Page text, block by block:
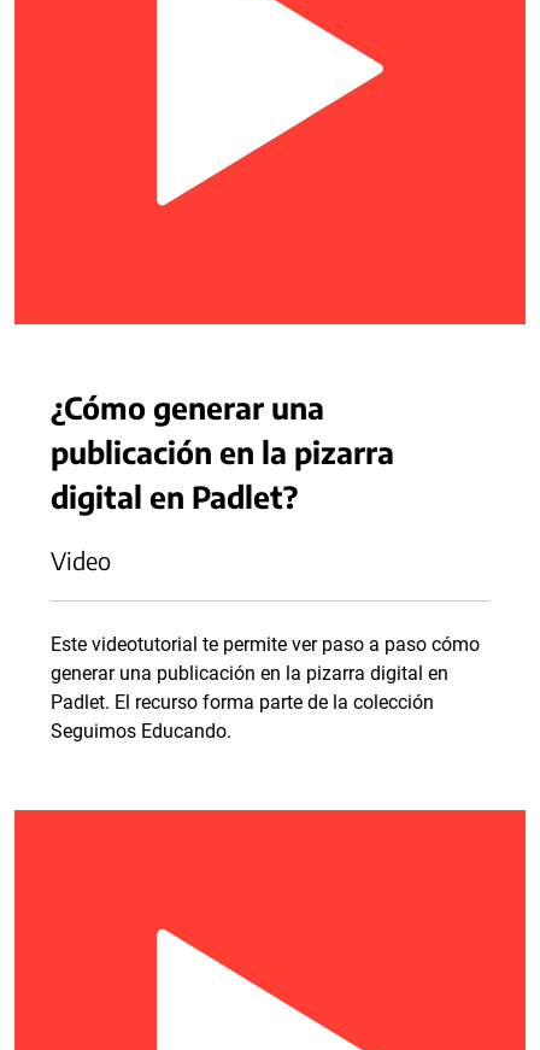
¿Cómo generar una
publicación en la pizarra
digital en Padlet?
Video
Este videotutorial te permite ver paso a paso cómo
generar una publicación en la pizarra digital en
Padlet. El recurso forma parte de la colección
Seguimos Educando.